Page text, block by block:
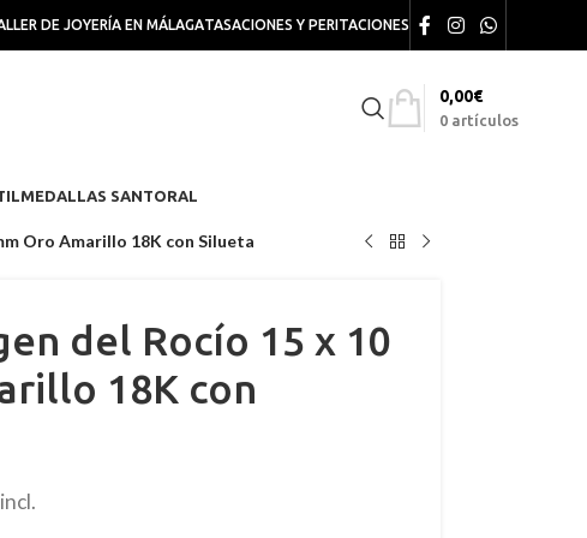
DE JOYERÍA EN MÁLAGATASACIONES Y PERITACIONES
0 artículos
0,00€
MEDALLAS SANTORAL
Oro Amarillo 18K con Silueta
del Rocío 15 x 10
18K con